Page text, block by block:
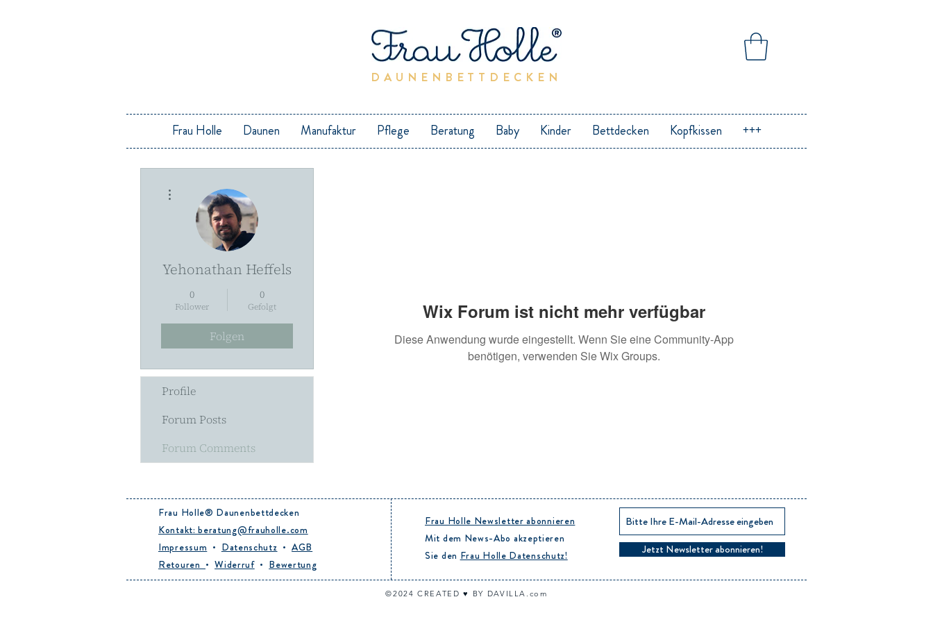
DAUNENBETTDECKEN
Frau Holle Daunen Manufaktur Pflege Beratung Baby Kinder Bettdecken Kopfkissen +++
Wix Forum ist nicht mehr verfügbar
Diese Anwendung wurde eingestellt. Wenn Sie eine Community-App
benötigen, verwenden Sie Wix Groups.
Yehonathan Heffels
0
Follower
0
Gefolgt
Folgen
Profile
Forum Posts
Forum Comments
Frau Holle® Daunenbettdecken
Kontakt: beratung@frauholle.com
Impressum • Datenschutz •AGB
Retouren •Widerruf• Bewertung
Frau Holle Newsletter abonnieren
Mit dem News-Abo akzeptieren
Sie den Frau Holle Datenschutz! Jetzt Newsletter abonnieren!
©2024CREATED ♥︎ BY DAVILLA.com